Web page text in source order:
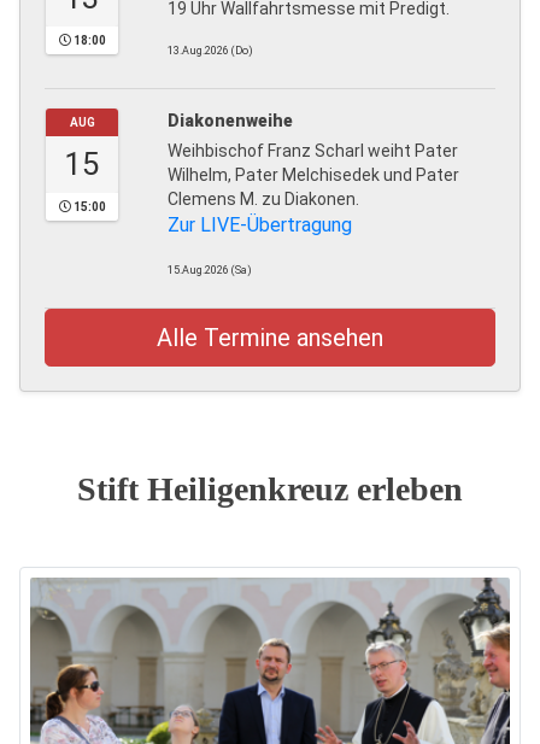
18:00
19 Uhr Wallfahrtsmesse mit Predigt.
13.Aug.2026 (Do)
AUG
15
15:00
Diakonenweihe
Weihbischof Franz Scharl weiht Pater
Wilhelm, Pater Melchisedek und Pater
Clemens M. zu Diakonen.
Zur LIVE-Übertragung
15.Aug.2026 (Sa)
Alle Termine ansehen
Stift Heiligenkreuz erleben